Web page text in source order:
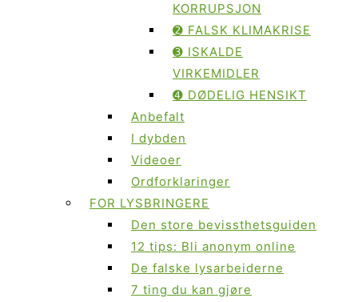
KORRUPSJON
➋ FALSK KLIMAKRISE
➌ ISKALDE
VIRKEMIDLER
➍ DØDELIG HENSIKT
Anbefalt
I dybden
Videoer
Ordforklaringer
FOR LYSBRINGERE
Den store bevissthetsguiden
12 tips: Bli anonym online
De falske lysarbeiderne
7 ting du kan gjøre